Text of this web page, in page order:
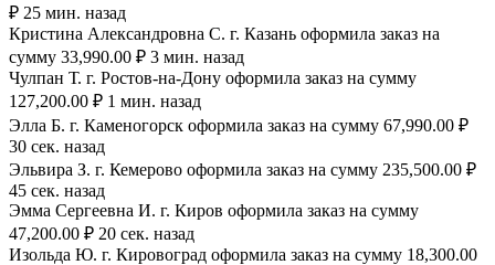
₽ 25 мин. назад
Кристина Александровна С. г. Казань оформила заказ на
сумму 33,990.00 ₽ 3 мин. назад
Чулпан Т. г. Ростов-на-Дону оформила заказ на сумму
127,200.00 ₽ 1 мин. назад
Элла Б. г. Каменогорск оформила заказ на сумму 67,990.00 ₽
30 сек. назад
Эльвира З. г. Кемерово оформила заказ на сумму 235,500.00 ₽
45 сек. назад
Эмма Сергеевна И. г. Киров оформила заказ на сумму
47,200.00 ₽ 20 сек. назад
Изольда Ю. г. Кировоград оформила заказ на сумму 18,300.00